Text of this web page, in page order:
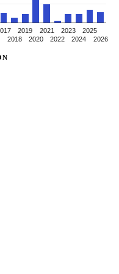
2018
2019
2020
2021
2022
2023
2024
2025
2026